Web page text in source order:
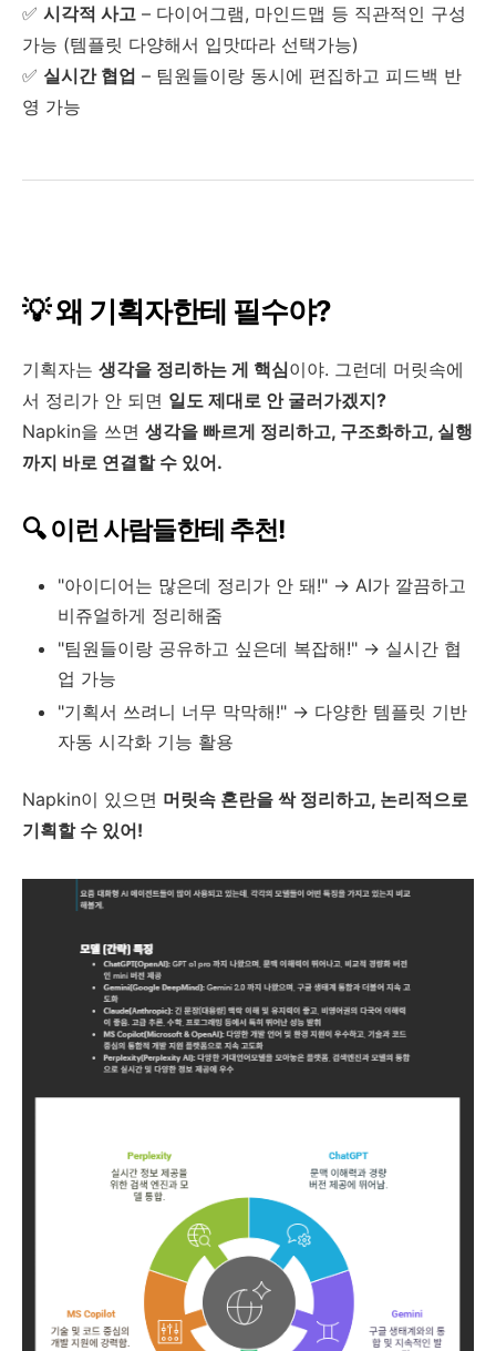
✅ 시각적 사고 – 다이어그램, 마인드맵 등 직관적인 구성
가능 (템플릿 다양해서 입맛따라 선택가능)
✅ 실시간 협업 – 팀원들이랑 동시에 편집하고 피드백 반
영 가능
💡 왜 기획자한테 필수야?
기획자는 생각을 정리하는 게 핵심이야. 그런데 머릿속에
서 정리가 안 되면 일도 제대로 안 굴러가겠지?
Napkin을 쓰면 생각을 빠르게 정리하고, 구조화하고, 실행
까지 바로 연결할 수 있어.
🔍 이런 사람들한테 추천!
"아이디어는 많은데 정리가 안 돼!" → AI가 깔끔하고
비쥬얼하게 정리해줌
"팀원들이랑 공유하고 싶은데 복잡해!" → 실시간 협
업 가능
"기획서 쓰려니 너무 막막해!" → 다양한 템플릿 기반
자동 시각화 기능 활용
Napkin이 있으면 머릿속 혼란을 싹 정리하고, 논리적으로
기획할 수 있어!